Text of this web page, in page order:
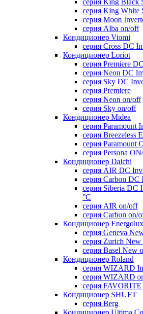
серия King Black
серия King White
серия Moon
серия Alba on/off
Кондиционер Viomi
серия Cross DC
Кондиционер Loriot
серия Premiere
серия Neon DC
серия Sky DC
серия Premiere
серия Neon on/off
серия Sky on/off
Кондиционер Midea
серия Paramount
серия Breezeless E
серия Paramount
серия Persona
Кондиционер Daichi
серия AIR DC
серия Carbon DC
серия Siberia DC
°С
серия AIR on/off
серия Carbon on/
Кондиционер Energolux
серия Geneva
серия Zurich New
серия Basel New
Кондиционер Roland
серия WIZARD
серия WIZARD
серия
Кондиционер SHUFT
серия Berg
Кондиционер Ultima